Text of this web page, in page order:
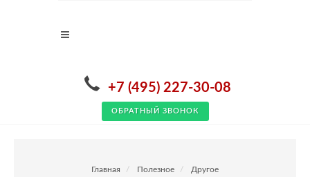
+7 (495) 227-30-08
ОБРАТНЫЙ ЗВОНОК
Главная Полезное
Другое